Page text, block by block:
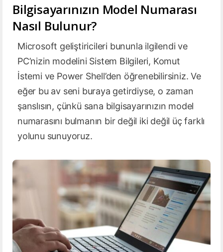
Bilgisayarınızın Model Numarası
Nasıl Bulunur?
Microsoft geliştiricileri bununla ilgilendi ve
PC’nizin modelini Sistem Bilgileri, Komut
İstemi ve Power Shell’den öğrenebilirsiniz. Ve
eğer bu av seni buraya getirdiyse, o zaman
şanslısın, çünkü sana bilgisayarınızın model
numarasını bulmanın bir değil iki değil üç farklı
yolunu sunuyoruz.